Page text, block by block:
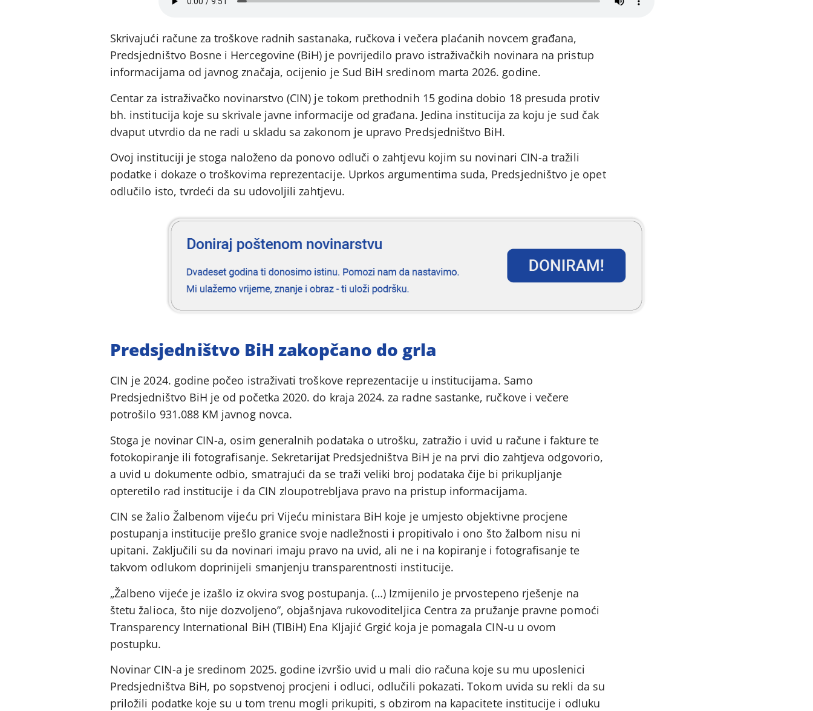
Skrivajući račune za troškove radnih sastanaka, ručkova i večera plaćanih novcem građana,
Predsjedništvo Bosne i Hercegovine (BiH) je povrijedilo pravo istraživačkih novinara na pristup
informacijama od javnog značaja, ocijenio je Sud BiH sredinom marta 2026. godine.
Centar za istraživačko novinarstvo (CIN) je tokom prethodnih 15 godina dobio 18 presuda protiv
bh. institucija koje su skrivale javne informacije od građana. Jedina institucija za koju je sud čak
dvaput utvrdio da ne radi u skladu sa zakonom je upravo Predsjedništvo BiH.
Ovoj instituciji je stoga naloženo da ponovo odluči o zahtjevu kojim su novinari CIN-a tražili
podatke i dokaze o troškovima reprezentacije. Uprkos argumentima suda, Predsjedništvo je opet
odlučilo isto, tvrdeći da su udovoljili zahtjevu.
Predsjedništvo BiH zakopčano do grla
CIN je 2024. godine počeo istraživati troškove reprezentacije u institucijama. Samo
Predsjedništvo BiH je od početka 2020. do kraja 2024. za radne sastanke, ručkove i večere
potrošilo 931.088 KM javnog novca.
Stoga je novinar CIN-a, osim generalnih podataka o utrošku, zatražio i uvid u račune i fakture te
fotokopiranje ili fotografisanje. Sekretarijat Predsjedništva BiH je na prvi dio zahtjeva odgovorio,
a uvid u dokumente odbio, smatrajući da se traži veliki broj podataka čije bi prikupljanje
opteretilo rad institucije i da CIN zloupotrebljava pravo na pristup informacijama.
CIN se žalio Žalbenom vijeću pri Vijeću ministara BiH koje je umjesto objektivne procjene
postupanja institucije prešlo granice svoje nadležnosti i propitivalo i ono što žalbom nisu ni
upitani. Zaključili su da novinari imaju pravo na uvid, ali ne i na kopiranje i fotografisanje te
takvom odlukom doprinijeli smanjenju transparentnosti institucije.
„Žalbeno vijeće je izašlo iz okvira svog postupanja. (…) Izmijenilo je prvostepeno rješenje na
štetu žalioca, što nije dozvoljeno”, objašnjava rukovoditeljica Centra za pružanje pravne pomoći
Transparency International BiH (TIBiH) Ena Kljajić Grgić koja je pomagala CIN-u u ovom
postupku.
Novinar CIN-a je sredinom 2025. godine izvršio uvid u mali dio računa koje su mu uposlenici
Predsjedništva BiH, po sopstvenoj procjeni i odluci, odlučili pokazati. Tokom uvida su rekli da su
priložili podatke koje su u tom trenu mogli prikupiti, s obzirom na kapacitete institucije i odluku